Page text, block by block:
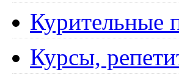
Курительные
Курсы,